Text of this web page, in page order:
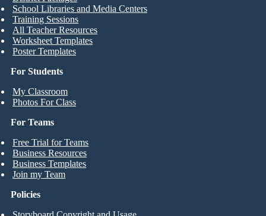
For Students
My Classroom
Photos For Class
School Libraries and Media Centers
Training Sessions
All Teacher Resources
Worksheet Templates
Poster Templates
For Teams
Free Trial for Teams
Business Resources
Business Templates
Join my Team
Policies